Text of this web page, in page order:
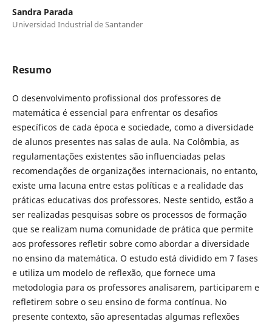
Sandra Parada
Universidad Industrial de Santander
Resumo
O desenvolvimento profissional dos professores de
matemática é essencial para enfrentar os desafios
específicos de cada época e sociedade, como a diversidade
de alunos presentes nas salas de aula. Na Colômbia, as
regulamentações existentes são influenciadas pelas
recomendações de organizações internacionais, no entanto,
existe uma lacuna entre estas políticas e a realidade das
práticas educativas dos professores. Neste sentido, estão a
ser realizadas pesquisas sobre os processos de formação
que se realizam numa comunidade de prática que permite
aos professores refletir sobre como abordar a diversidade
no ensino da matemática. O estudo está dividido em 7 fases
e utiliza um modelo de reflexão, que fornece uma
metodologia para os professores analisarem, participarem e
refletirem sobre o seu ensino de forma contínua. No
presente contexto, são apresentadas algumas reflexões